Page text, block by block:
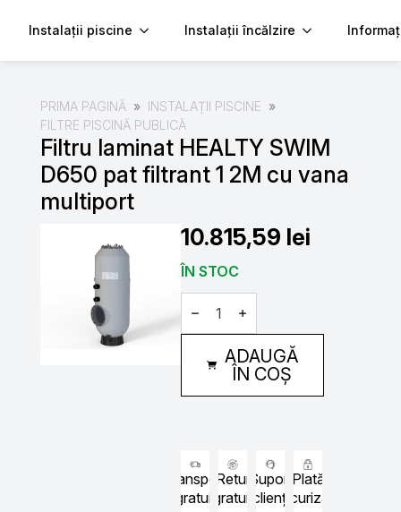
Instalații piscine Instalații încălzire
PRIMA PAGINĂ
INSTALAȚII PISCINE
FILTRE PISCINĂ PUBLICĂ
Filtru laminat HEALTY SWIM
D650 pat filtrant 1 2M cu vana
multiport
10.815,59 lei
ÎN STOC
Cantitate
Filtru
laminat
SWIM
D650
filtrant
vana
multiport
ADAUGĂ
ÎN COȘ
Transport
gratuit
Retur
gratuit
Suport
clienți
Plată
securizată